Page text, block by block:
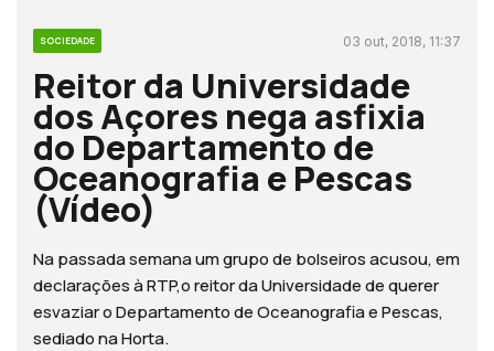
SOCIEDADE 03 out, 2018, 11:37
Reitor da Universidade
dos Açores nega asfixia
do Departamento de
Oceanografia e Pescas
(Vídeo)
Na passada semana um grupo de bolseiros acusou, em
declarações à RTP,o reitor da Universidade de querer
esvaziar o Departamento de Oceanografia e Pescas,
sediado na Horta.